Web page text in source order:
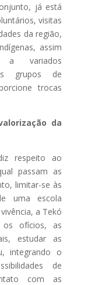
já está
visitas
da região,
assim
a variados
grupos de
trocas
da
respeito ao
passam as
limitar-se às
uma escola
a Tekó
os ofícios, as
estudar as
integrando o
de
com as